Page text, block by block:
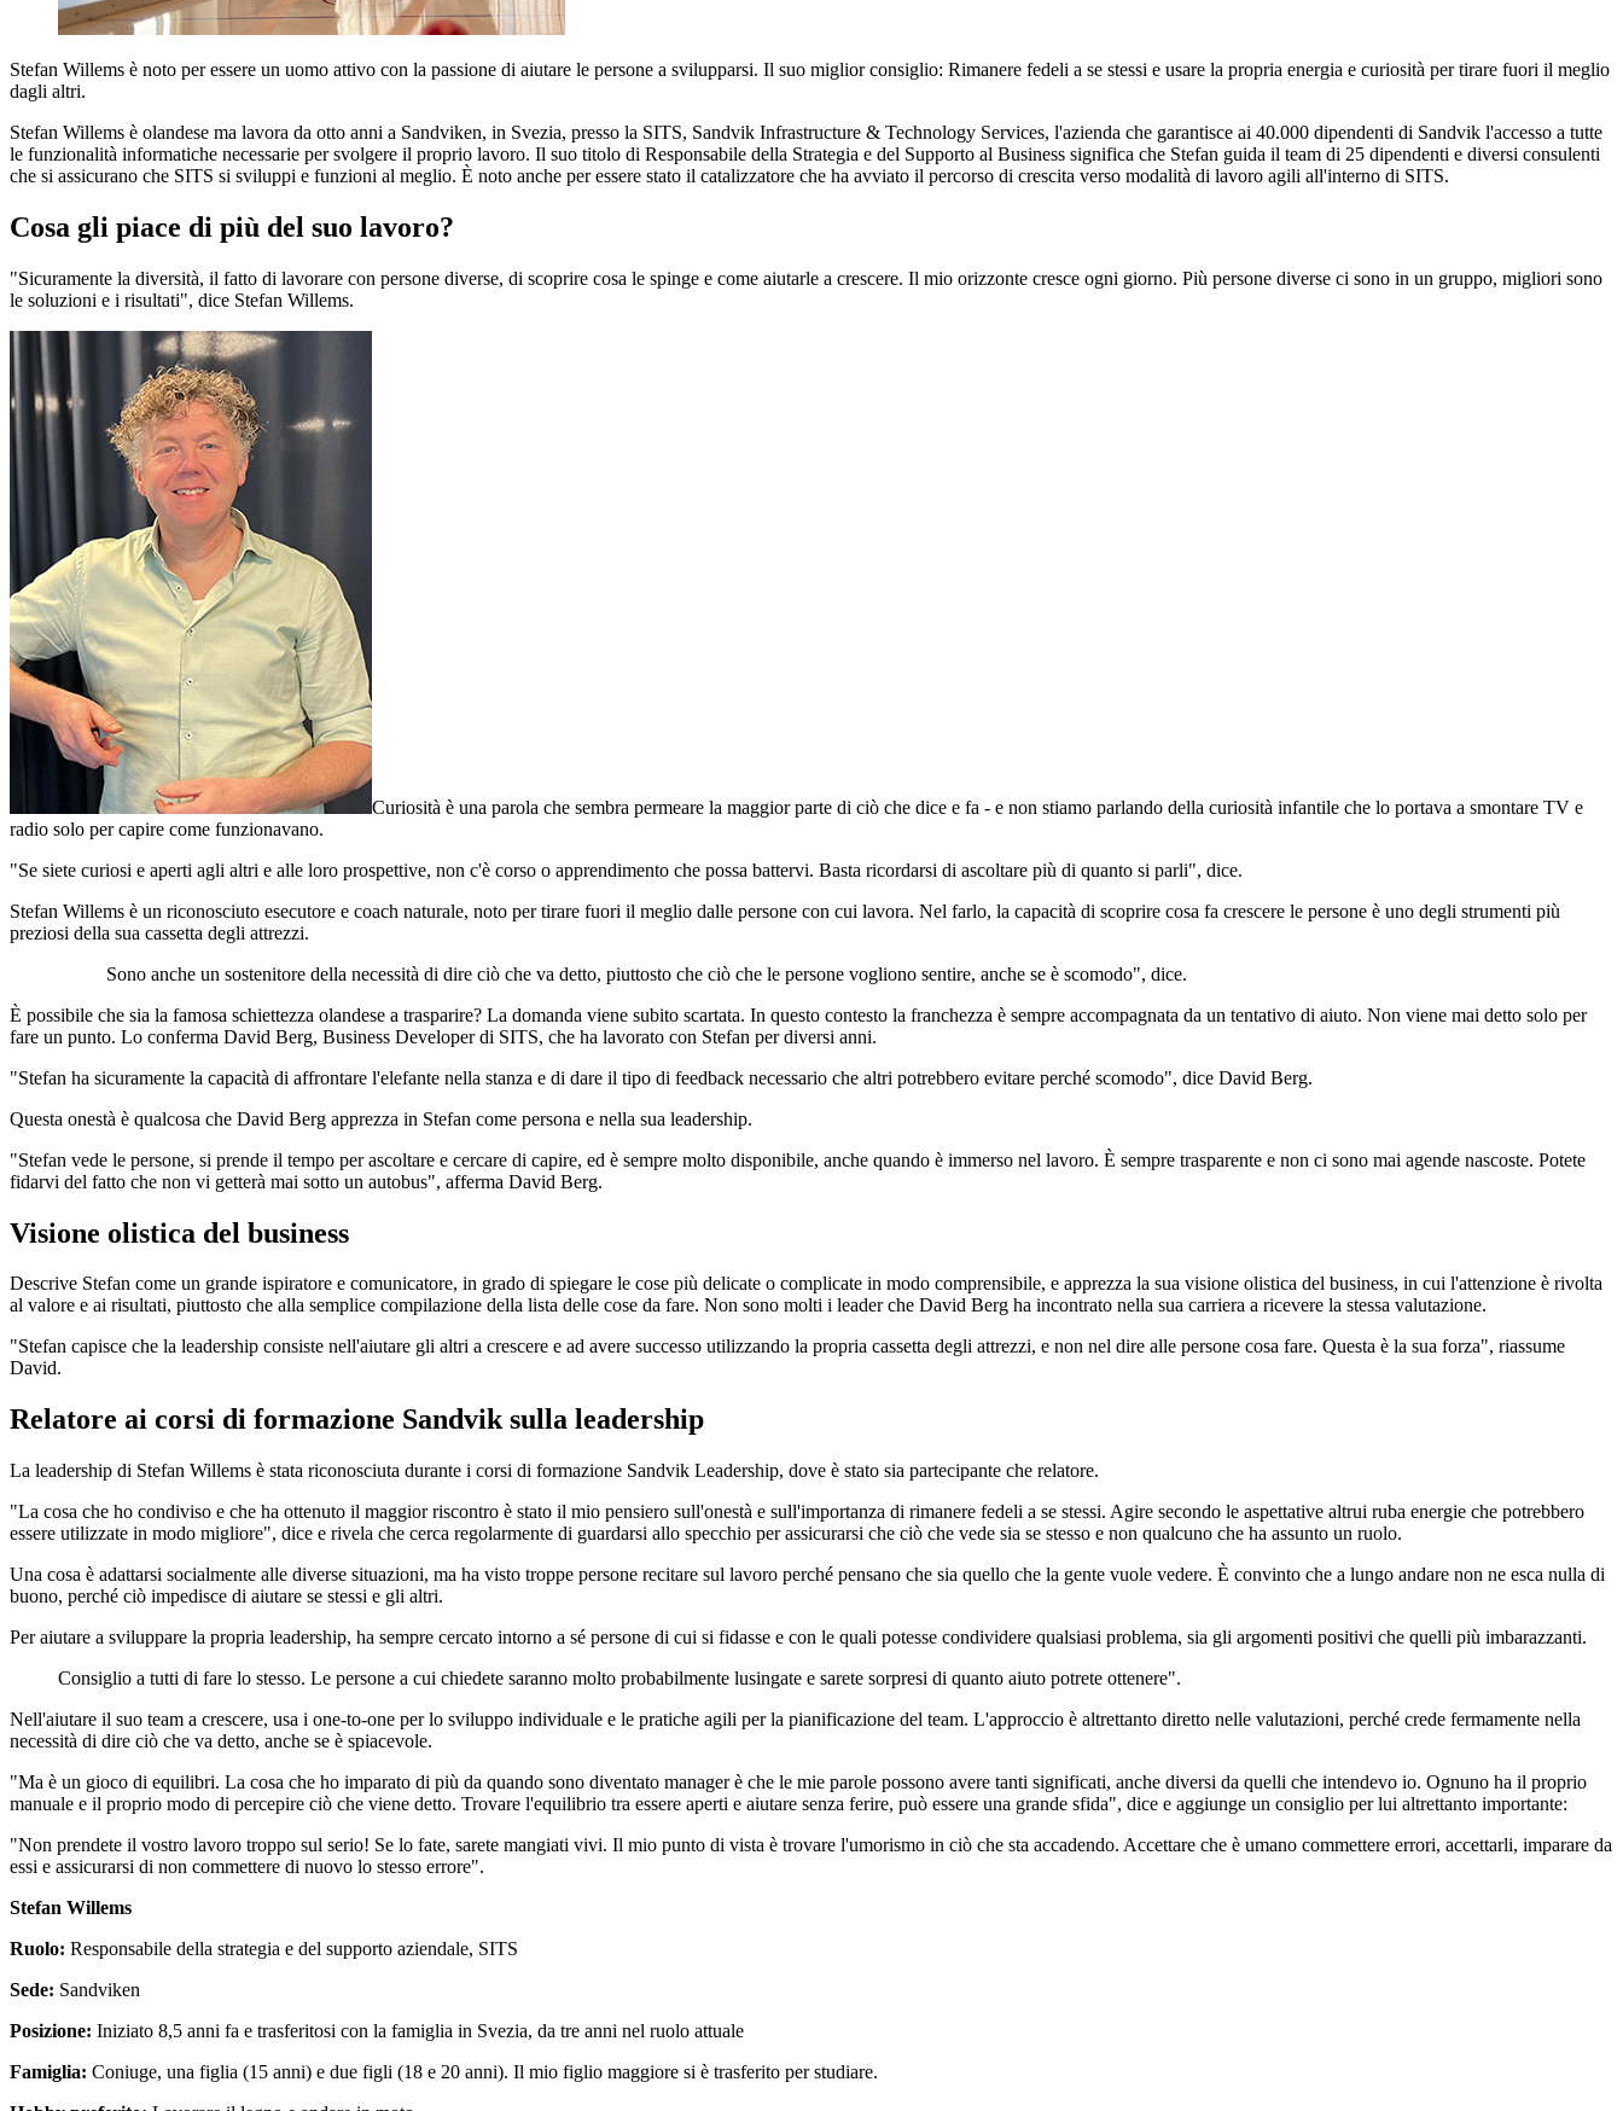
Stefan Willems è noto per essere un uomo attivo con la passione di aiutare le persone a svilupparsi. Il suo miglior consiglio: Rimanere fedeli a se stessi e usare la propria energia e curiosità per tirare fuori il meglio
dagli altri.
Stefan Willems è olandese ma lavora da otto anni a Sandviken, in Svezia, presso la SITS, Sandvik Infrastructure & Technology Services, l'azienda che garantisce ai 40.000 dipendenti di Sandvik l'accesso a tutte
le funzionalità informatiche necessarie per svolgere il proprio lavoro. Il suo titolo di Responsabile della Strategia e del Supporto al Business significa che Stefan guida il team di 25 dipendenti e diversi consulenti
che si assicurano che SITS si sviluppi e funzioni al meglio. È noto anche per essere stato il catalizzatore che ha avviato il percorso di crescita verso modalità di lavoro agili all'interno di SITS.
Cosa gli piace di più del suo lavoro?
"Sicuramente la diversità, il fatto di lavorare con persone diverse, di scoprire cosa le spinge e come aiutarle a crescere. Il mio orizzonte cresce ogni giorno. Più persone diverse ci sono in un gruppo, migliori sono
le soluzioni e i risultati", dice Stefan Willems.
Curiosità è una parola che sembra permeare la maggior parte di ciò che dice e fa - e non stiamo parlando della curiosità infantile che lo portava a smontare TV e
radio solo per capire come funzionavano.
"Se siete curiosi e aperti agli altri e alle loro prospettive, non c'è corso o apprendimento che possa battervi. Basta ricordarsi di ascoltare più di quanto si parli", dice.
Stefan Willems è un riconosciuto esecutore e coach naturale, noto per tirare fuori il meglio dalle persone con cui lavora. Nel farlo, la capacità di scoprire cosa fa crescere le persone è uno degli strumenti più
preziosi della sua cassetta degli attrezzi.
Sono anche un sostenitore della necessità di dire ciò che va detto, piuttosto che ciò che le persone vogliono sentire, anche se è scomodo", dice.
È possibile che sia la famosa schiettezza olandese a trasparire? La domanda viene subito scartata. In questo contesto la franchezza è sempre accompagnata da un tentativo di aiuto. Non viene mai detto solo per
fare un punto. Lo conferma David Berg, Business Developer di SITS, che ha lavorato con Stefan per diversi anni.
"Stefan ha sicuramente la capacità di affrontare l'elefante nella stanza e di dare il tipo di feedback necessario che altri potrebbero evitare perché scomodo", dice David Berg.
Questa onestà è qualcosa che David Berg apprezza in Stefan come persona e nella sua leadership.
"Stefan vede le persone, si prende il tempo per ascoltare e cercare di capire, ed è sempre molto disponibile, anche quando è immerso nel lavoro. È sempre trasparente e non ci sono mai agende nascoste. Potete
fidarvi del fatto che non vi getterà mai sotto un autobus", afferma David Berg.
Visione olistica del business
Descrive Stefan come un grande ispiratore e comunicatore, in grado di spiegare le cose più delicate o complicate in modo comprensibile, e apprezza la sua visione olistica del business, in cui l'attenzione è rivolta
al valore e ai risultati, piuttosto che alla semplice compilazione della lista delle cose da fare. Non sono molti i leader che David Berg ha incontrato nella sua carriera a ricevere la stessa valutazione.
"Stefan capisce che la leadership consiste nell'aiutare gli altri a crescere e ad avere successo utilizzando la propria cassetta degli attrezzi, e non nel dire alle persone cosa fare. Questa è la sua forza", riassume
David.
Relatore ai corsi di formazione Sandvik sulla leadership
La leadership di Stefan Willems è stata riconosciuta durante i corsi di formazione Sandvik Leadership, dove è stato sia partecipante che relatore.
"La cosa che ho condiviso e che ha ottenuto il maggior riscontro è stato il mio pensiero sull'onestà e sull'importanza di rimanere fedeli a se stessi. Agire secondo le aspettative altrui ruba energie che potrebbero
essere utilizzate in modo migliore", dice e rivela che cerca regolarmente di guardarsi allo specchio per assicurarsi che ciò che vede sia se stesso e non qualcuno che ha assunto un ruolo.
Una cosa è adattarsi socialmente alle diverse situazioni, ma ha visto troppe persone recitare sul lavoro perché pensano che sia quello che la gente vuole vedere. È convinto che a lungo andare non ne esca nulla di
buono, perché ciò impedisce di aiutare se stessi e gli altri.
Per aiutare a sviluppare la propria leadership, ha sempre cercato intorno a sé persone di cui si fidasse e con le quali potesse condividere qualsiasi problema, sia gli argomenti positivi che quelli più imbarazzanti.
Consiglio a tutti di fare lo stesso. Le persone a cui chiedete saranno molto probabilmente lusingate e sarete sorpresi di quanto aiuto potrete ottenere".
Nell'aiutare il suo team a crescere, usa i one-to-one per lo sviluppo individuale e le pratiche agili per la pianificazione del team. L'approccio è altrettanto diretto nelle valutazioni, perché crede fermamente nella
necessità di dire ciò che va detto, anche se è spiacevole.
"Ma è un gioco di equilibri. La cosa che ho imparato di più da quando sono diventato manager è che le mie parole possono avere tanti significati, anche diversi da quelli che intendevo io. Ognuno ha il proprio
manuale e il proprio modo di percepire ciò che viene detto. Trovare l'equilibrio tra essere aperti e aiutare senza ferire, può essere una grande sfida", dice e aggiunge un consiglio per lui altrettanto importante:
"Non prendete il vostro lavoro troppo sul serio! Se lo fate, sarete mangiati vivi. Il mio punto di vista è trovare l'umorismo in ciò che sta accadendo. Accettare che è umano commettere errori, accettarli, imparare da
essi e assicurarsi di non commettere di nuovo lo stesso errore".
Stefan Willems
Ruolo: Responsabile della strategia e del supporto aziendale, SITS
Sede: Sandviken
Posizione: Iniziato 8,5 anni fa e trasferitosi con la famiglia in Svezia, da tre anni nel ruolo attuale
Famiglia: Coniuge, una figlia (15 anni) e due figli (18 e 20 anni). Il mio figlio maggiore si è trasferito per studiare.